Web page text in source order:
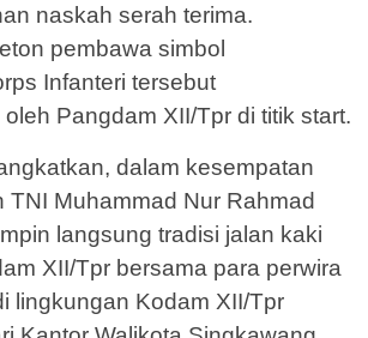
naskah serah terima.
pembawa simbol
Infanteri tersebut
Pangdam XII/Tpr di titik start.
dalam kesempatan
TNI Muhammad Nur Rahmad
langsung tradisi jalan kaki
XII/Tpr bersama para perwira
lingkungan Kodam XII/Tpr